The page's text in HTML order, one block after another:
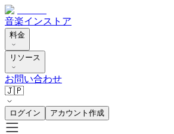
音楽インストア
料金
リソース
お問い合わせ
🇯🇵
ログイン アカウント作成